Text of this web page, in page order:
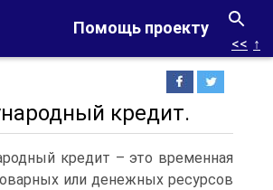
Помощь проекту
<< ↑
кредит.
кредит – это временная
или денежных ресурсов